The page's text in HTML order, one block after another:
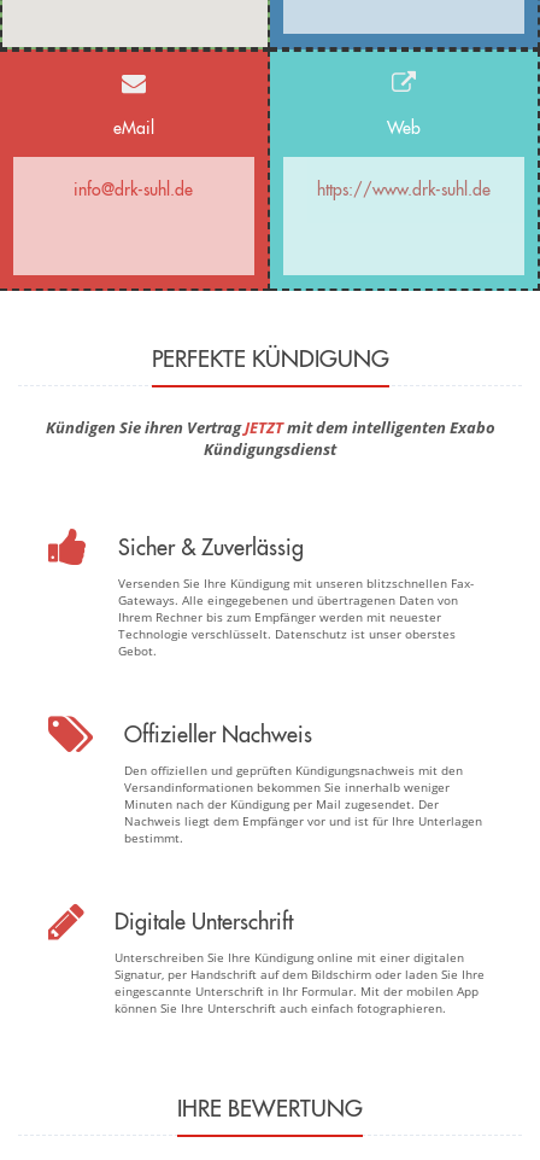
eMail
info@drk-suhl.de
Web
https://www.drk-suhl.de
PERFEKTE KÜNDIGUNG
Kündigen Sie ihren VertragJETZTmit dem intelligenten Exabo
Kündigungsdienst
Sicher & Zuverlässig
Versenden Sie Ihre Kündigung mit unseren blitzschnellen Fax-
Gateways. Alle eingegebenen und übertragenen Daten von
Ihrem Rechner bis zum Empfänger werden mit neuester
Technologie verschlüsselt. Datenschutz ist unser oberstes
Gebot.
Offizieller Nachweis
Den offiziellen und geprüften Kündigungsnachweis mit den
Versandinformationen bekommen Sie innerhalb weniger
Minuten nach der Kündigung per Mail zugesendet. Der
Nachweis liegt dem Empfänger vor und ist für Ihre Unterlagen
bestimmt.
Digitale Unterschrift
Unterschreiben Sie Ihre Kündigung online mit einer digitalen
Signatur, per Handschrift auf dem Bildschirm oder laden Sie Ihre
eingescannte Unterschrift in Ihr Formular. Mit der mobilen App
können Sie Ihre Unterschrift auch einfach fotographieren.
IHRE BEWERTUNG